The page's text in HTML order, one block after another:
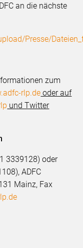
an die nächste
Presse/
zum
rlp.de oder auf
und Twitter
3339128) oder
ADFC
Mainz, Fax